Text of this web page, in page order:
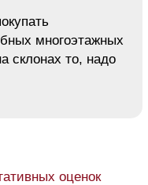
многоэтажных
склонах то, надо
оценок